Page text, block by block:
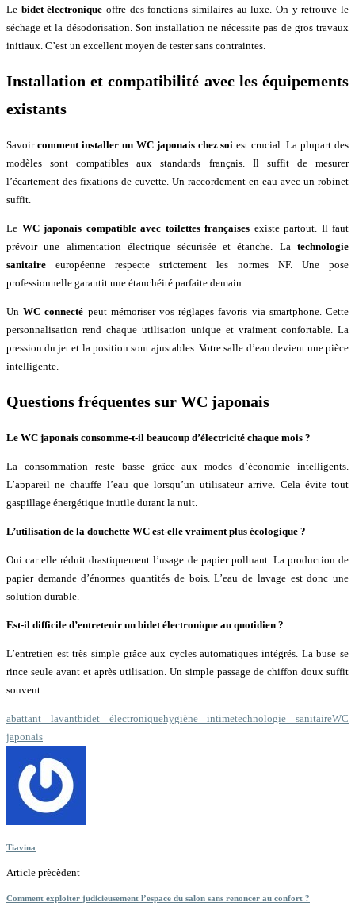
Le bidet électronique offre des fonctions similaires au luxe. On y retrouve le
séchage et la désodorisation. Son installation ne nécessite pas de gros travaux
initiaux. C’est un excellent moyen de tester sans contraintes.
Installation et compatibilité avec les équipements
existants
Savoir comment installer un WC japonais chez soi est crucial. La plupart des
modèles sont compatibles aux standards français. Il suffit de mesurer
l’écartement des fixations de cuvette. Un raccordement en eau avec un robinet
suffit.
Le WC japonais compatible avec toilettes françaises existe partout. Il faut
prévoir une alimentation électrique sécurisée et étanche. La technologie
sanitaire européenne respecte strictement les normes NF. Une pose
professionnelle garantit une étanchéité parfaite demain.
UnWC connecté peut mémoriser vos réglages favoris via smartphone. Cette
personnalisation rend chaque utilisation unique et vraiment confortable. La
pression du jet et la position sont ajustables. Votre salle d’eau devient une pièce
intelligente.
Questions fréquentes sur WC japonais
Le WC japonais consomme-t-il beaucoup d’électricité chaque mois ?
La consommation reste basse grâce aux modes d’économie intelligents.
L’appareil ne chauffe l’eau que lorsqu’un utilisateur arrive. Cela évite tout
gaspillage énergétique inutile durant la nuit.
L’utilisation de la douchette WC est-elle vraiment plus écologique ?
Oui car elle réduit drastiquement l’usage de papier polluant. La production de
papier demande d’énormes quantités de bois. L’eau de lavage est donc une
solution durable.
Est-il difficile d’entretenir un bidet électronique au quotidien ?
L’entretien est très simple grâce aux cycles automatiques intégrés. La buse se
rince seule avant et après utilisation. Un simple passage de chiffon doux suffit
souvent.
abattant lavantbidet électroniquehygiène intimetechnologie sanitaireWC
japonais
Tiavina
Article prècèdent
Comment exploiter judicieusement l’espace du salon sans renoncer au confort ?